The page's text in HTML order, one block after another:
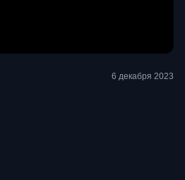
6 декабря 2023